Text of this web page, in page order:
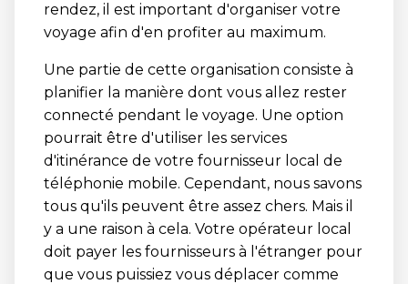
rendez, il est important d'organiser votre
voyage afin d'en profiter au maximum.
Une partie de cette organisation consiste à
planifier la manière dont vous allez rester
connecté pendant le voyage. Une option
pourrait être d'utiliser les services
d'itinérance de votre fournisseur local de
téléphonie mobile. Cependant, nous savons
tous qu'ils peuvent être assez chers. Mais il
y a une raison à cela. Votre opérateur local
doit payer les fournisseurs à l'étranger pour
que vous puissiez vous déplacer comme